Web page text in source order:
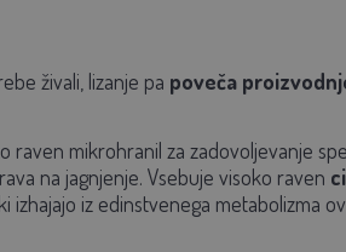
živali, lizanje pa poveča
raven mikrohranil za zadovoljevanje
na jagnjenje. Vsebuje visoko raven
izhajajo iz edinstvenega metabolizma